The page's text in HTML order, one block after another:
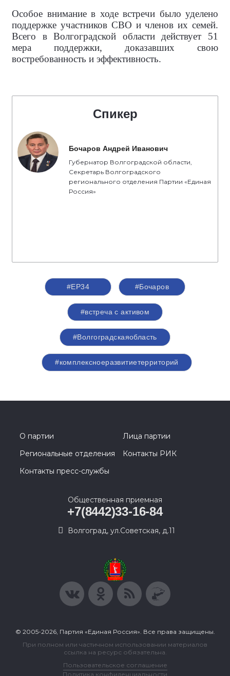
Особое внимание в ходе встречи было уделено
поддержке участников СВО и членов их семей.
Всего в Волгоградской области действует 51
мера поддержки, доказавших свою
востребованность и эффективность.
Спикер
Бочаров Андрей Иванович
Губернатор Волгоградской области,
Секретарь Волгоградского
регионального отделения Партии «Единая
Россия»
#ЕР34 #Бочаров
#встреча с активом
#Волгоградскаяобласть
#комплексноеразвитиетерриторий
О партии
Лица партии
Региональные отделения
Контакты РИК
Контакты пресс-службы
Общественная приемная
+7(8442)33-16-84
Волгоград, ул.Советская, д.11
© 2005-2026, Партия «Единая Россия». Все права защищены.
При полном или частичном использовании материалов
ссылка на ресурс обязательна.
Пользовательское соглашение
Политика конфиденциальности